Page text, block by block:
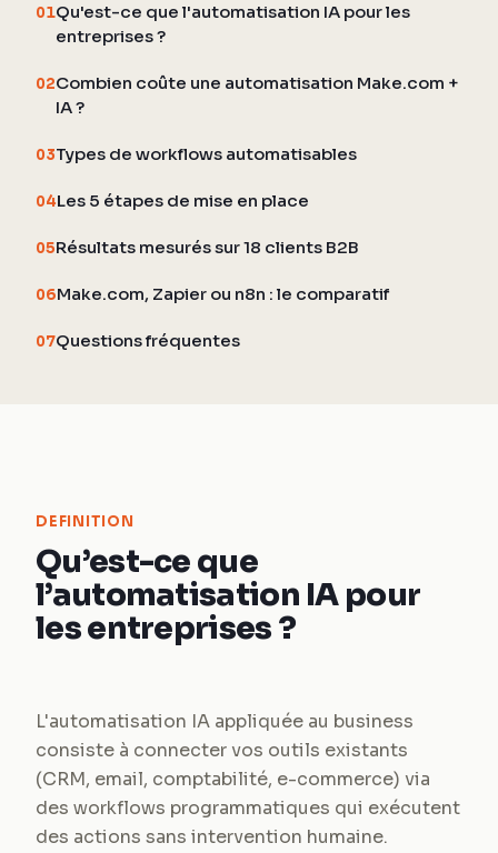
01Qu'est-ce que l'automatisation IA pour les
entreprises ?
02Combien coûte une automatisation Make.com +
IA ?
03Types de workflows automatisables
04Les 5 étapes de mise en place
05Résultats mesurés sur 18 clients B2B
06Make.com, Zapier ou n8n : le comparatif
07Questions fréquentes
DEFINITION
Qu’est-ce que
l’automatisation IA pour
les entreprises ?
L'automatisation IA appliquée au business
consiste à connecter vos outils existants
(CRM, email, comptabilité, e-commerce) via
des workflows programmatiques qui exécutent
des actions sans intervention humaine.